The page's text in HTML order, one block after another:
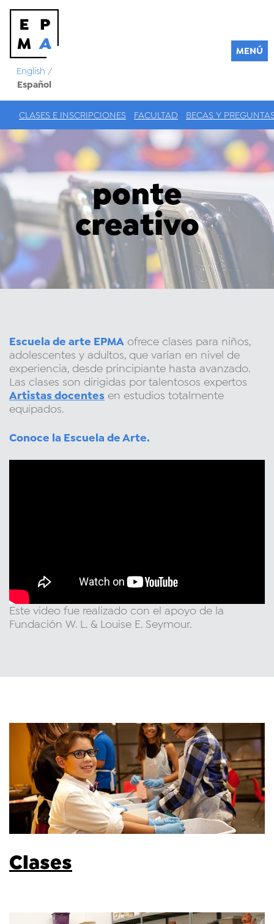
English /
Español
MENÚ
CLASES E INSCRIPCIONES FACULTAD BECAS Y
ponte
creativo
Escuela de arte EPMA ofrece clases para niños,
adolescentes y adultos, que varían en nivel de
experiencia, desde principiante hasta avanzado.
Las clases son dirigidas por talentosos expertos
Artistas docentes en estudios totalmente
equipados.
Conoce la Escuela de Arte.
Este video fue realizado con el apoyo de la
Fundación W. L. & Louise E. Seymour.
Clases